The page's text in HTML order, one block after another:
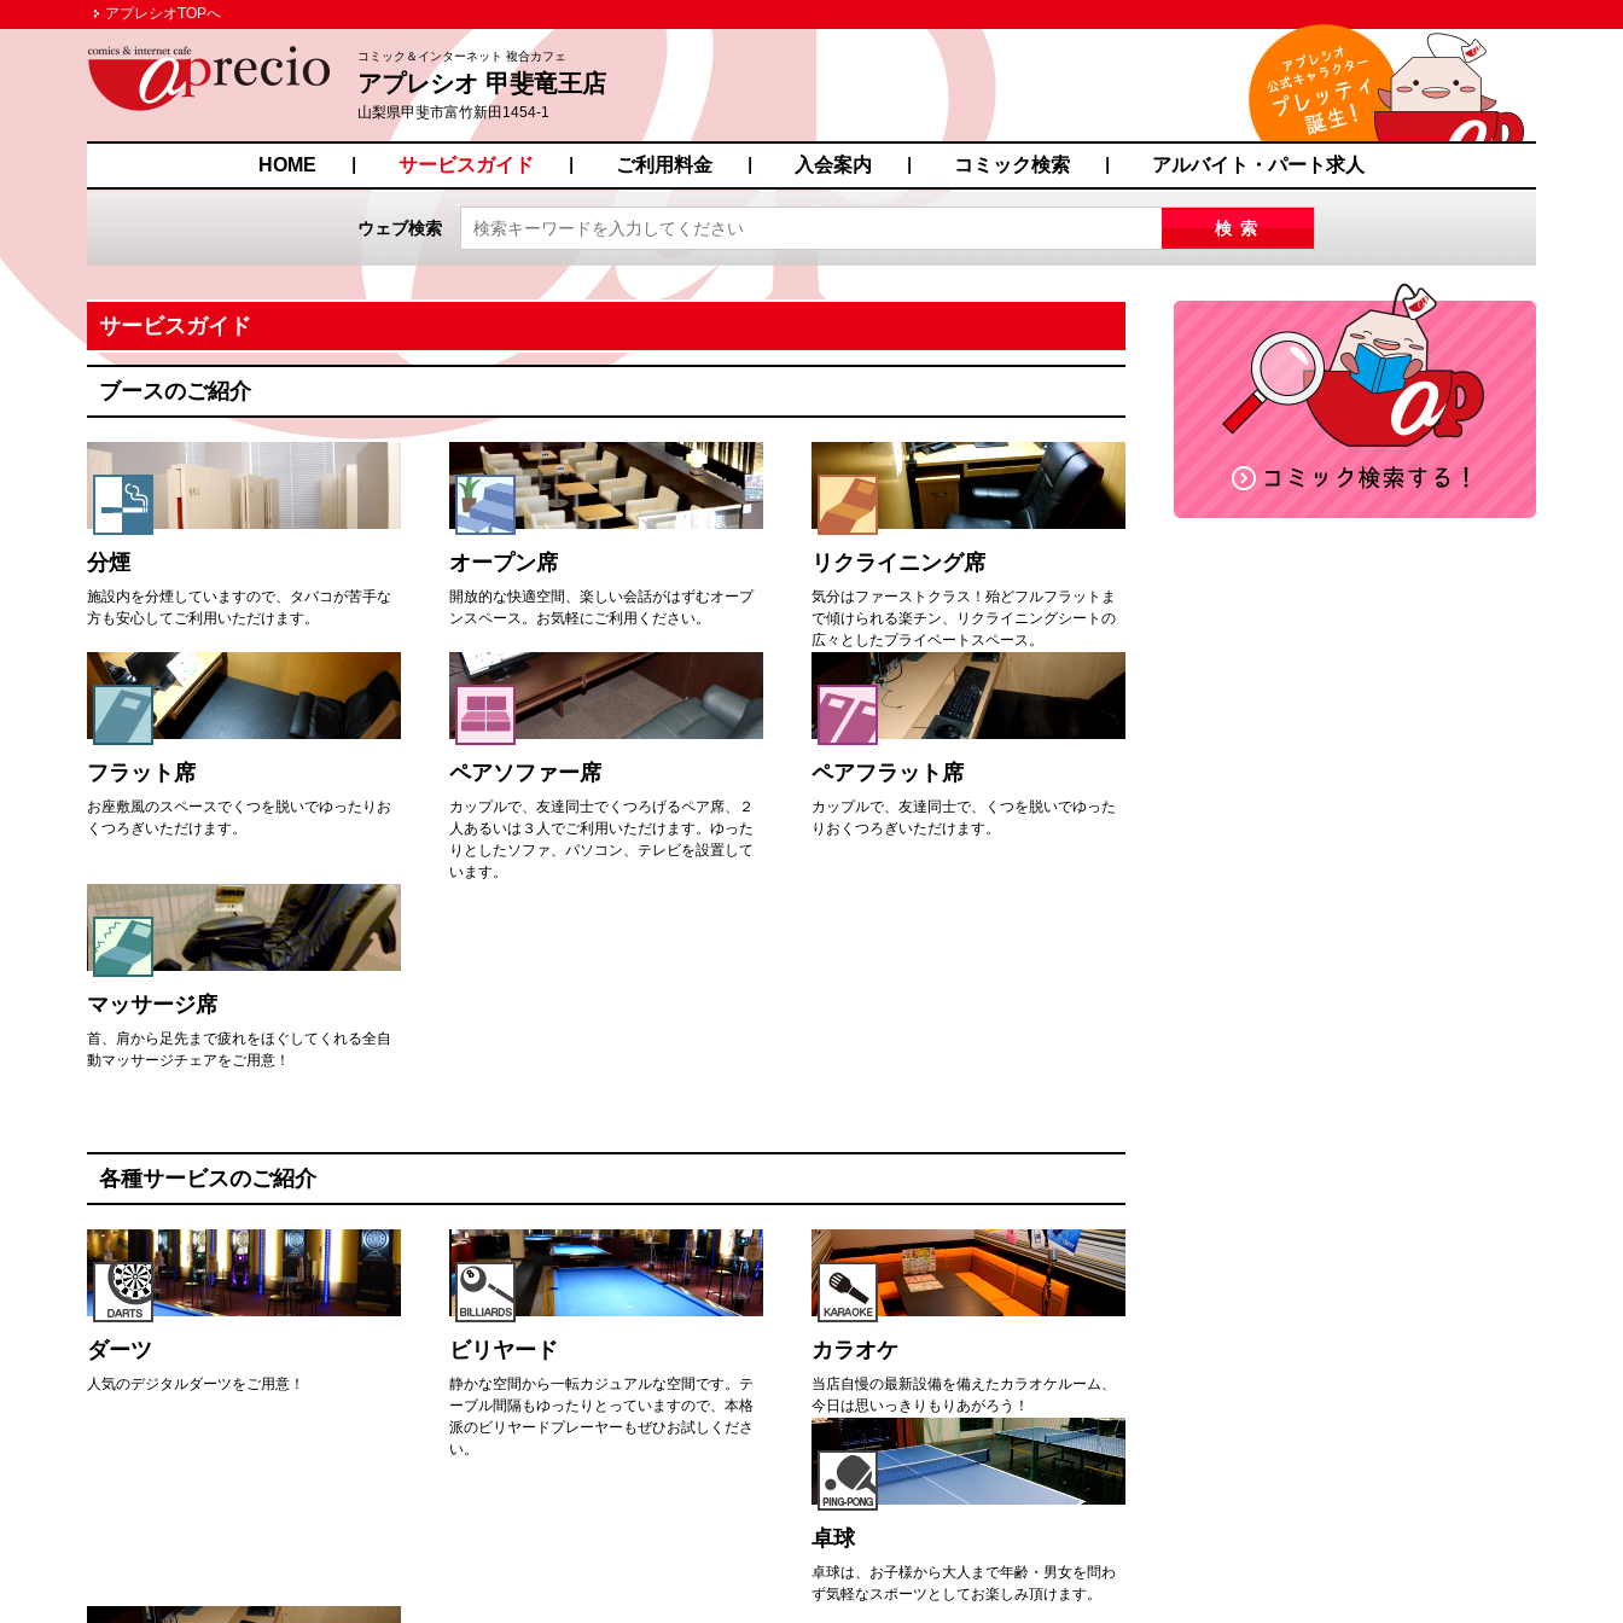
アプレシオTOPへ
コミック＆インターネット 複合カフェ
アプレシオ 甲斐竜王店
山梨県甲斐市富竹新田1454-1
HOME サービスガイド ご利用料金 入会案内 コミック検索 アルバイト・パート求人
ウェブ検索
サービスガイド
ブースのご紹介
分煙
施設内を分煙していますので、タバコが苦手な
方も安心してご利用いただけます。
オープン席
開放的な快適空間、楽しい会話がはずむオープ
ンスペース。お気軽にご利用ください。
リクライニング席
気分はファーストクラス！殆どフルフラットま
で傾けられる楽チン、リクライニングシートの
広々としたプライベートスペース。
フラット席
お座敷風のスペースでくつを脱いでゆったりお
くつろぎいただけます。
ペアソファー席
カップルで、友達同士でくつろげるペア席、２
人あるいは３人でご利用いただけます。ゆった
りとしたソファ、パソコン、テレビを設置して
います。
ペアフラット席
カップルで、友達同士で、くつを脱いでゆった
りおくつろぎいただけます。
マッサージ席
首、肩から足先まで疲れをほぐしてくれる全自
動マッサージチェアをご用意！
各種サービスのご紹介
ダーツ
人気のデジタルダーツをご用意！
ビリヤード
静かな空間から一転カジュアルな空間です。テ
ーブル間隔もゆったりとっていますので、本格
派のビリヤードプレーヤーもぜひお試しくださ
い。
カラオケ
当店自慢の最新設備を備えたカラオケルーム、
今日は思いっきりもりあがろう！
卓球
卓球は、お子様から大人まで年齢・男女を問わ
ず気軽なスポーツとしてお楽しみ頂けます。